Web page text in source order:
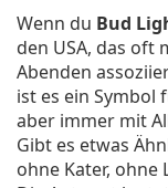
Wenn du Bud
den USA, das oft
Abenden
ist es ein
aber immer mit
Gibt es etwas
ohne Kater,